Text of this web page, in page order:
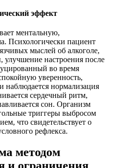
эффект
ментальную,
Психологически пациент
мыслей об алкоголе,
улучшение настроения после
во время
уверенность,
наблюдается нормализация
сердечный ритм,
сон. Организм
триггеры выбросом
что свидетельствует о
рефлекса.
методом
и ограничения